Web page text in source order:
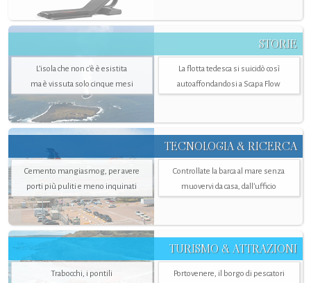
STORIE
L’isola che non c'è è esistita
ma è vissuta solo cinque mesi
La flotta tedesca si suicidò così
autoaffondandosi a Scapa Flow
TECNOLOGIA & RICERCA
Cemento mangiasmog, per avere
porti più puliti e meno inquinati
Controllate la barca al mare senza
muovervi da casa, dall’ufficio
TURISMO & ATTRAZIONI
Trabocchi, i pontili
Portovenere, il borgo di pescatori